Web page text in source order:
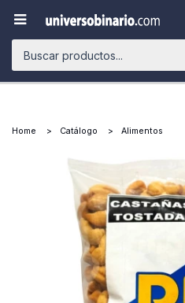

Home Catálogo Alimentos